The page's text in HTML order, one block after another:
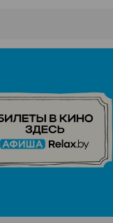
РЕКЛАМА НА САЙТЕ